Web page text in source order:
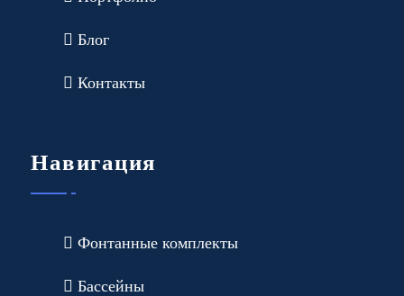
Блог
Контакты
Навигация
Фонтанные комплекты
Бассейны